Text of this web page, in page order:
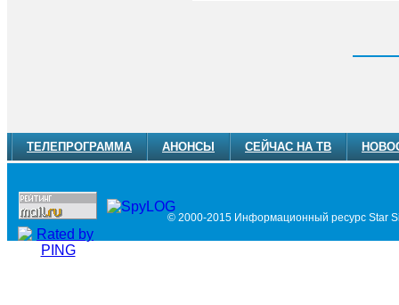
ТЕЛЕПРОГРАММА АНОНСЫ СЕЙЧАС НА ТВ
© 2000-2015 Информационный ресурс Star